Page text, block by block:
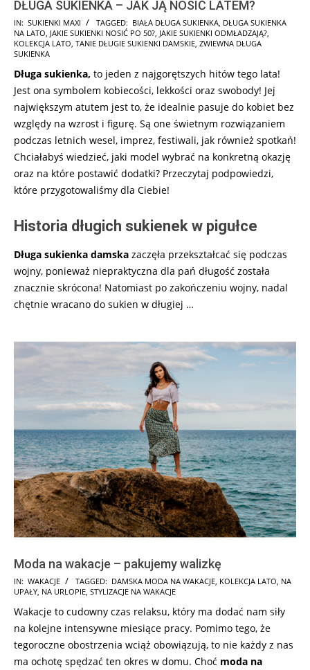
DŁUGA SUKIENKA – JAK JĄ NOSIĆ LATEM?
2025-
08-
04
IN: SUKIENKI MAXI TAGGED: BIAŁA DŁUGA SUKIENKA DŁUGA SUKIENKA
NA LATO JAKIE SUKIENKI NOSIĆ PO 50? JAKIE SUKIENKI ODMŁADZAJĄ?
KOLEKCJA LATO TANIE DŁUGIE SUKIENKI DAMSKIE ZWIEWNA DŁUGA
SUKIENKA
Długa sukienka, to jeden z najgorętszych hitów tego lata!
Jest ona symbolem kobiecości, lekkości oraz swobody! Jej
największym atutem jest to, że idealnie pasuje do kobiet bez
względy na wzrost i figurę. Są one świetnym rozwiązaniem
podczas letnich wesel, imprez, festiwali, jak również spotkań!
Chciałabyś wiedzieć, jaki model wybrać na konkretną okazję
oraz na które postawić dodatki? Przeczytaj podpowiedzi,
które przygotowaliśmy dla Ciebie!
Historia długich sukienek w pigułce
Długa sukienka damska zaczęła przekształcać się podczas
wojny, ponieważ niepraktyczna dla pań długość została
znacznie skrócona! Natomiast po zakończeniu wojny, nadal
chętnie wracano do sukien w długiej …
Moda na wakacje – pakujemy walizkę
2025-
07-
29
IN: WAKACJE TAGGED: DAMSKA MODA NA WAKACJE KOLEKCJA LATO NA
UPAŁY NA URLOPIE STYLIZACJE NA WAKACJE
Wakacje to cudowny czas relaksu, który ma dodać nam siły
na kolejne intensywne miesiące pracy. Pomimo tego, że
tegoroczne obostrzenia wciąż obowiązują, to nie każdy z nas
ma ochotę spędzać ten okres w domu. Choć moda na